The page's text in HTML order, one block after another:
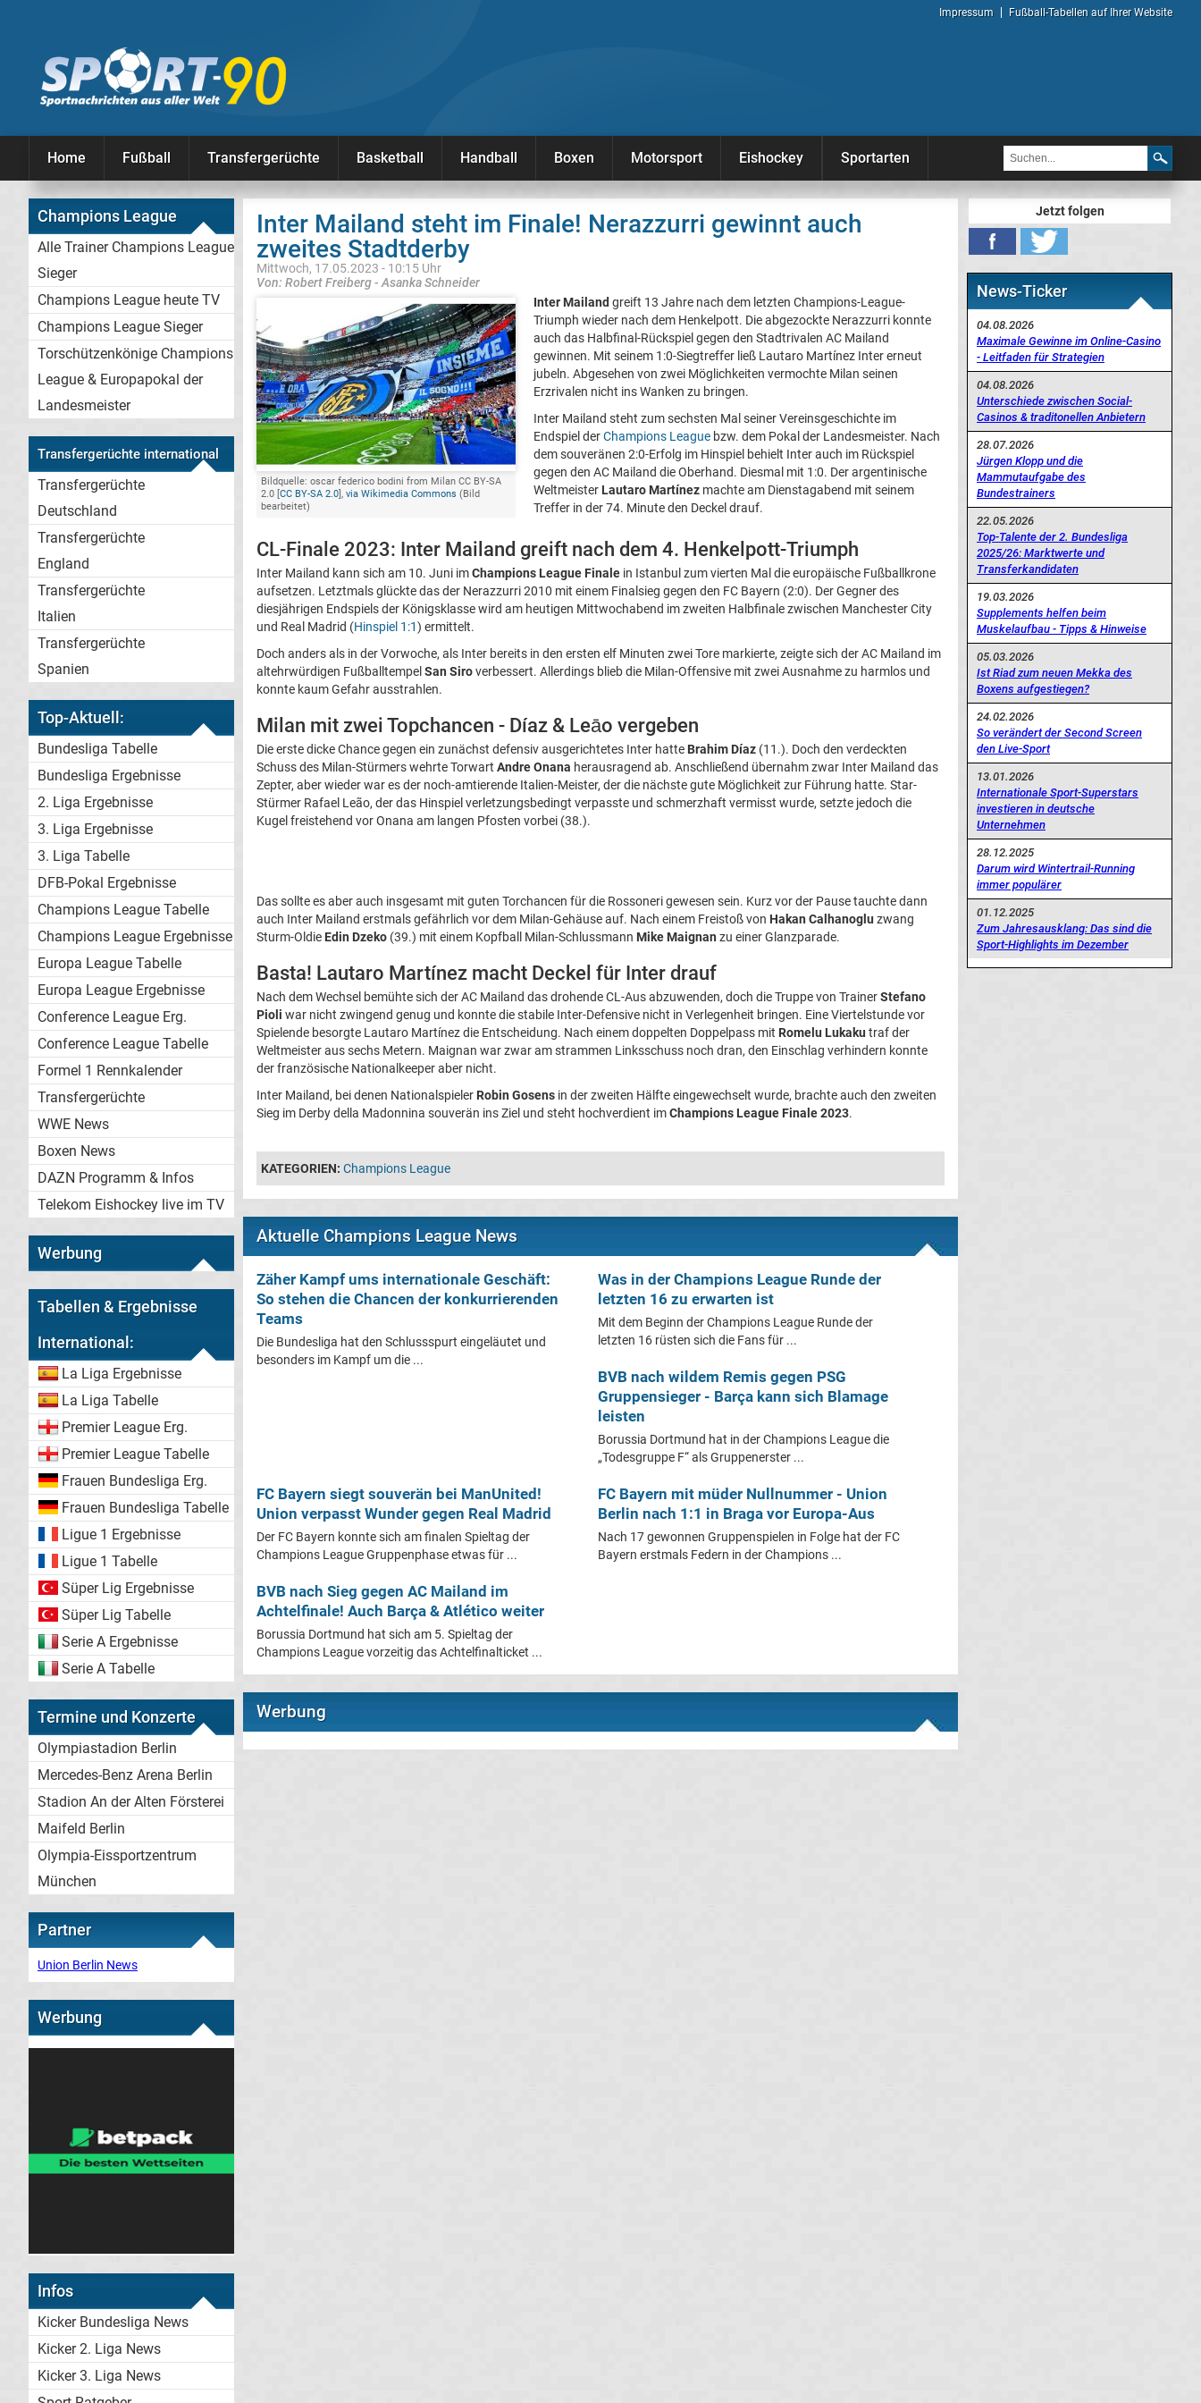
Impressum Fußball-Tabellen auf Ihrer Website
Home Fußball Transfergerüchte Basketball Handball Boxen Motorsport Eishockey Sportarten
Champions League
Alle Trainer Champions League
Sieger
Champions League heute TV
Champions League Sieger
Torschützenkönige Champions
League & Europapokal der
Landesmeister
Transfergerüchte international
Transfergerüchte
Deutschland
Transfergerüchte
England
Transfergerüchte
Italien
Transfergerüchte
Spanien
Top-Aktuell:
Bundesliga Tabelle
Bundesliga Ergebnisse
2. Liga Ergebnisse
3. Liga Ergebnisse
3. Liga Tabelle
DFB-Pokal Ergebnisse
Champions League Tabelle
Champions League Ergebnisse
Europa League Tabelle
Europa League Ergebnisse
Conference League Erg.
Conference League Tabelle
Formel 1 Rennkalender
Transfergerüchte
WWE News
Boxen News
DAZN Programm & Infos
Telekom Eishockey live im TV
Werbung
Tabellen & Ergebnisse
International:
La Liga Ergebnisse
La Liga Tabelle
Premier League Erg.
Premier League Tabelle
Frauen Bundesliga Erg.
Frauen Bundesliga Tabelle
Ligue 1 Ergebnisse
Ligue 1 Tabelle
Süper Lig Ergebnisse
Süper Lig Tabelle
Serie A Ergebnisse
Serie A Tabelle
Termine und Konzerte
Olympiastadion Berlin
Mercedes-Benz Arena Berlin
Stadion An der Alten Försterei
Maifeld Berlin
Olympia-Eissportzentrum
München
Partner
Union Berlin News
Werbung
Infos
Kicker Bundesliga News
Kicker 2. Liga News
Kicker 3. Liga News
Inter Mailand steht im Finale! Nerazzurri gewinnt auch
zweites Stadtderby
Mittwoch, 17.05.2023 - 10:15 Uhr
Von: Robert Freiberg - Asanka Schneider
Bildquelle: oscar federico bodini from Milan CC BY-SA
2.0 [CC BY-SA 2.0], via Wikimedia Commons (Bild
bearbeitet)
Inter Mailand greift 13 Jahre nach dem letzten Champions-League-
Triumph wieder nach dem Henkelpott. Die abgezockte Nerazzurri konnte
auch das Halbfinal-Rückspiel gegen den Stadtrivalen AC Mailand
gewinnen. Mit seinem 1:0-Siegtreffer ließ Lautaro Martínez Inter erneut
jubeln. Abgesehen von zwei Möglichkeiten vermochte Milan seinen
Erzrivalen nicht ins Wanken zu bringen.
Inter Mailand steht zum sechsten Mal seiner Vereinsgeschichte im
Endspiel derChampions League bzw. dem Pokal der Landesmeister. Nach
dem souveränen 2:0-Erfolg im Hinspiel behielt Inter auch im Rückspiel
gegen den AC Mailand die Oberhand. Diesmal mit 1:0. Der argentinische
Weltmeister Lautaro Martínez machte am Dienstagabend mit seinem
Treffer in der 74. Minute den Deckel drauf.
CL-Finale 2023: Inter Mailand greift nach dem 4. Henkelpott-Triumph
Inter Mailand kann sich am 10. Juni imChampions League Finale in Istanbul zum vierten Mal die europäische Fußballkrone
aufsetzen. Letztmals glückte das der Nerazzurri 2010 mit einem Finalsieg gegen den FC Bayern (2:0). Der Gegner des
diesjährigen Endspiels der Königsklasse wird am heutigen Mittwochabend im zweiten Halbfinale zwischen Manchester City
und Real Madrid (Hinspiel 1:1) ermittelt.
Doch anders als in der Vorwoche, als Inter bereits in den ersten elf Minuten zwei Tore markierte, zeigte sich der AC Mailand im
altehrwürdigen FußballtempelSan Siroverbessert. Allerdings blieb die Milan-Offensive mit zwei Ausnahme zu harmlos und
konnte kaum Gefahr ausstrahlen.
Milan mit zwei Topchancen - Díaz & Leāo vergeben
Die erste dicke Chance gegen ein zunächst defensiv ausgerichtetes Inter hatte Brahim Díaz (11.). Doch den verdeckten
Schuss des Milan-Stürmers wehrte Torwart Andre Onana herausragend ab. Anschließend übernahm zwar Inter Mailand das
Zepter, aber wieder war es der noch-amtierende Italien-Meister, der die nächste gute Möglichkeit zur Führung hatte. Star-
Stürmer Rafael Leão, der das Hinspiel verletzungsbedingt verpasste und schmerzhaft vermisst wurde, setzte jedoch die
Kugel freistehend vor Onana am langen Pfosten vorbei (38.).
Das sollte es aber auch insgesamt mit guten Torchancen für die Rossoneri gewesen sein. Kurz vor der Pause tauchte dann
auch Inter Mailand erstmals gefährlich vor dem Milan-Gehäuse auf. Nach einem Freistoß von Hakan Calhanoglu zwang
Sturm-Oldie Edin Dzeko (39.) mit einem Kopfball Milan-Schlussmann Mike Maignan zu einer Glanzparade.
Basta! Lautaro Martínez macht Deckel für Inter drauf
Nach dem Wechsel bemühte sich der AC Mailand das drohende CL-Aus abzuwenden, doch die Truppe von TrainerStefano
Pioli war nicht zwingend genug und konnte die stabile Inter-Defensive nicht in Verlegenheit bringen. Eine Viertelstunde vor
Spielende besorgte Lautaro Martínez die Entscheidung. Nach einem doppelten Doppelpass mit Romelu Lukaku traf der
Weltmeister aus sechs Metern. Maignan war zwar am strammen Linksschuss noch dran, den Einschlag verhindern konnte
der französische Nationalkeeper aber nicht.
Inter Mailand, bei denen Nationalspieler Robin Gosens in der zweiten Hälfte eingewechselt wurde, brachte auch den zweiten
Sieg im Derby della Madonnina souverän ins Ziel und steht hochverdient imChampions League Finale 2023.
KATEGORIEN: Champions League
Aktuelle Champions League News
Zäher Kampf ums internationale Geschäft:
So stehen die Chancen der konkurrierenden
Teams
Die Bundesliga hat den Schlussspurt eingeläutet und
besonders im Kampf um die ...
Was in der Champions League Runde der
letzten 16 zu erwarten ist
Mit dem Beginn der Champions League Runde der
letzten 16 rüsten sich die Fans für ...
BVB nach wildem Remis gegen PSG
Gruppensieger - Barça kann sich Blamage
leisten
Borussia Dortmund hat in der Champions League die
„Todesgruppe F“ als Gruppenerster ...
FC Bayern siegt souverän bei ManUnited!
Union verpasst Wunder gegen Real Madrid
Der FC Bayern konnte sich am finalen Spieltag der
Champions League Gruppenphase etwas für ...
FC Bayern mit müder Nullnummer - Union
Berlin nach 1:1 in Braga vor Europa-Aus
Nach 17 gewonnen Gruppenspielen in Folge hat der FC
Bayern erstmals Federn in der Champions ...
BVB nach Sieg gegen AC Mailand im
Achtelfinale! Auch Barça & Atlético weiter
Borussia Dortmund hat sich am 5. Spieltag der
Champions League vorzeitig das Achtelfinalticket ...
Werbung
Jetzt folgen
News-Ticker
04.08.2026
Maximale Gewinne im Online-Casino
- Leitfaden für Strategien
04.08.2026
Unterschiede zwischen Social-
Casinos & traditonellen Anbietern
28.07.2026
Jürgen Klopp und die
Mammutaufgabe des
Bundestrainers
22.05.2026
Top-Talente der 2. Bundesliga
2025/26: Marktwerte und
Transferkandidaten
19.03.2026
Supplements helfen beim
Muskelaufbau - Tipps & Hinweise
05.03.2026
Ist Riad zum neuen Mekka des
Boxens aufgestiegen?
24.02.2026
So verändert der Second Screen
den Live-Sport
13.01.2026
Internationale Sport-Superstars
investieren in deutsche
Unternehmen
28.12.2025
Darum wird Wintertrail-Running
immer populärer
01.12.2025
Zum Jahresausklang: Das sind die
Sport-Highlights im Dezember